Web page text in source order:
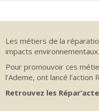
Les métiers de la
impacts environnementaux.
Pour promouvoir ces
l’Ademe, ont lancé l’action
Retrouvez les